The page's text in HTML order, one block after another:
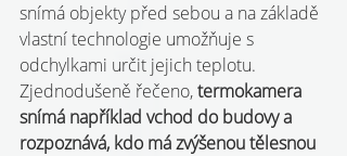
snímá objekty před sebou a na základě
vlastní technologie umožňuje s
odchylkami určit jejich teplotu.
Zjednodušeně řečeno, termokamera
snímá například vchod do budovy a
rozpoznává, kdo má zvýšenou tělesnou